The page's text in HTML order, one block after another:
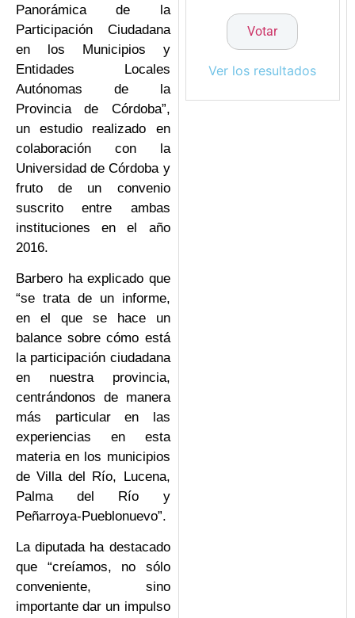
Panorámica de la
Participación Ciudadana
en los Municipios y
Entidades Locales
Autónomas de la
Provincia de Córdoba”,
un estudio realizado en
colaboración con la
Universidad de Córdoba y
fruto de un convenio
suscrito entre ambas
instituciones en el año
2016.
Barbero ha explicado que
“se trata de un informe,
en el que se hace un
balance sobre cómo está
la participación ciudadana
en nuestra provincia,
centrándonos de manera
más particular en las
experiencias en esta
materia en los municipios
de Villa del Río, Lucena,
Palma del Río y
Peñarroya-Pueblonuevo”.
La diputada ha destacado
que “creíamos, no sólo
conveniente, sino
importante dar un impulso
Ver los resultados